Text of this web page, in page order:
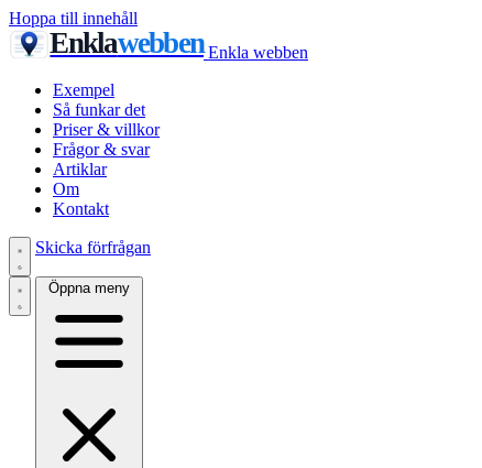
Hoppa till innehåll
Enklawebben Enkla webben
Exempel
Så funkar det
Priser & villkor
Frågor & svar
Artiklar
Om
Kontakt
Skicka förfrågan
Öppna meny